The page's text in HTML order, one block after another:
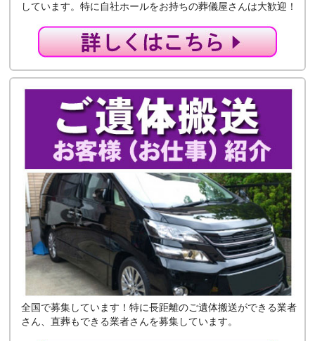
しています。特に自社ホールをお持ちの葬儀屋さんは大歓迎！
全国で募集しています！特に長距離のご遺体搬送ができる業者
さん、直葬もできる業者さんを募集しています。